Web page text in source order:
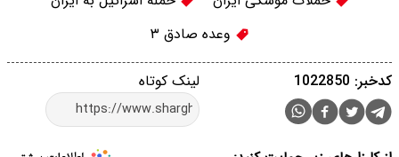
وعده صادق ۳
لینک کوتاه کدخبر: 1022850